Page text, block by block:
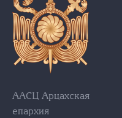
ААСЦ Арцахская
епархия